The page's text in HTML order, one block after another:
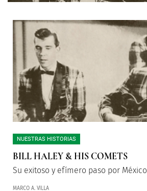
NUESTRAS HISTORIAS
BILL HALEY & HIS COMETS
Su exitoso y efímero paso por México
MARCO A. VILLA